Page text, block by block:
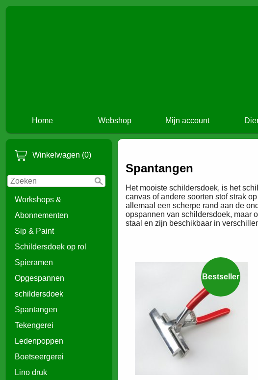
Home Webshop Mijn account
Winkelwagen (0)
Workshops &
Abonnementen
Sip & Paint
Schildersdoek op rol
Spieramen
Opgespannen
schildersdoek
Spantangen
Tekengerei
Ledenpoppen
Boetseergerei
Lino druk
Spantangen
Het mooiste schildersdoek, is het
canvas of andere soorten stof strak
allemaal een scherpe rand aan de
opspannen van schildersdoek, maar
staal en zijn beschikbaar in